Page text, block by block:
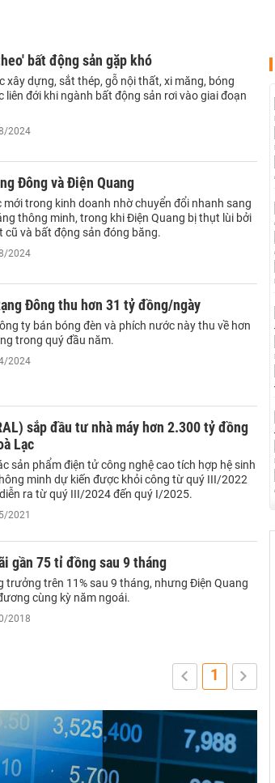
bất động sản gặp khó
xây dựng, sắt thép, gỗ nội thất, xi măng, bóng
liên đới khi ngành bất động sản rơi vào giai đoạn
2024
Đông và Điện Quang
trong kinh doanh nhờ chuyển đổi nhanh sang
thông minh, trong khi Điện Quang bị thụt lùi bởi
cũ và bất động sản đóng băng.
2024
Đông thu hơn 31 tỷ đồng/ngày
ty bán bóng đèn và phích nước này thu về hơn
trong quý đầu năm.
2024
sắp đầu tư nhà máy hơn 2.300 tỷ đồng
Lạc
sản phẩm điện tử công nghệ cao tích hợp hệ sinh
minh dự kiến được khỏi công từ quý III/2022
ra từ quý III/2024 đến quý I/2025.
2021
gần 75 tỉ đồng sau 9 tháng
trưởng trên 11% sau 9 tháng, nhưng Điện Quang
cùng kỳ năm ngoái.
2018
1